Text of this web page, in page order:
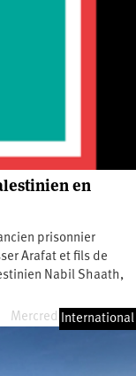
en
prisonnier
Arafat et fils de
Nabil Shaath,
Mercredi 20 mai 2026
International